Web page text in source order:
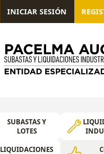
INICIAR SESIÓN
SUBASTAS Y
LOTES
LIQUIDACIONES